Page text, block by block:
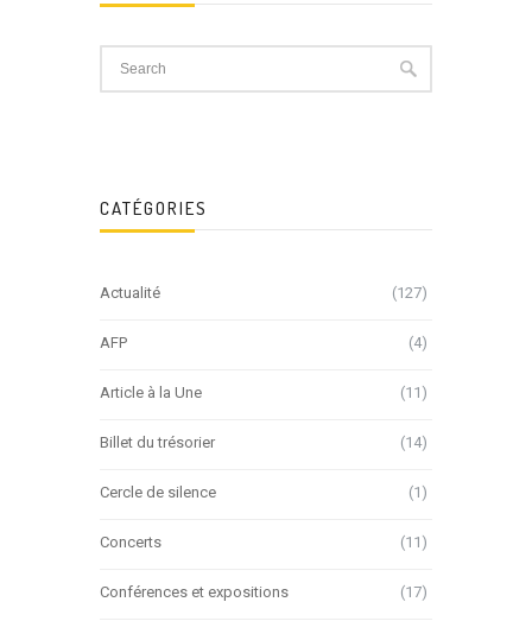
CATÉGORIES
Actualité (127)
AFP (4)
Article à la Une (11)
Billet du trésorier (14)
Cercle de silence (1)
Concerts (11)
Conférences et expositions (17)